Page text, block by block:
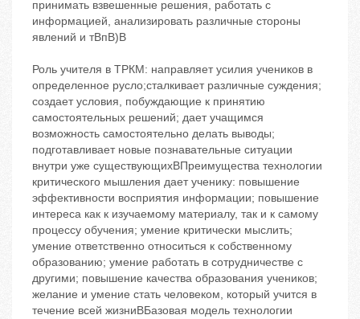
принимать взвешенные решения, работать с
информацией, анализировать различные стороны
явлений и тBпB)B
Роль учителя в ТРКМ: направляет усилия учеников в
определенное русло;сталкивает различные суждения;
создает условия, побуждающие к принятию
самостоятельных решений; дает учащимся
возможность самостоятельно делать выводы;
подготавливает новые познавательные ситуации
внутри уже существующихBПреимущества технологии
критического мышления дает ученику: повышение
эффективности восприятия информации; повышение
интереса как к изучаемому материалу, так и к самому
процессу обучения; умение критически мыслить;
умение ответственно относиться к собственному
образованию; умение работать в сотрудничестве с
другими; повышение качества образования учеников;
желание и умение стать человеком, который учится в
течение всей жизниBБазовая модель технологии